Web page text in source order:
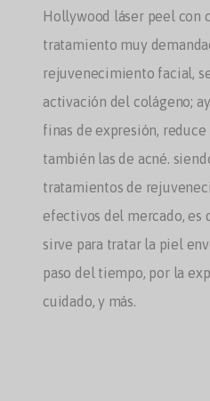
Hollywood láser peel con
tratamiento muy
rejuvenecimiento facial,
activación del colágeno;
finas de expresión, reduce
también las de acné.
tratamientos de
efectivos del mercado, es
sirve para tratar la piel
paso del tiempo, por la
cuidado, y más.